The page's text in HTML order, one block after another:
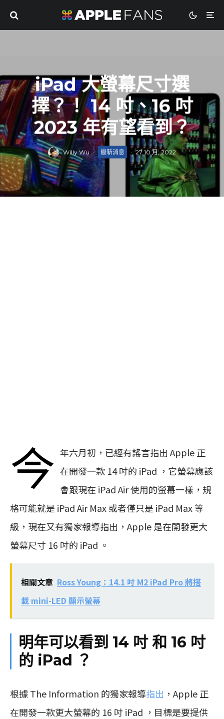
iPad 大螢幕尺寸選
擇？！ 14 吋、16 吋
2023 年有望看到？
Willy Wu · 最新消息 · 27 10 月, 2022
今 年六月初，已經有謠言指出 Apple 正
在開發一款 14 吋的 iPad ，它螢幕應該
會跟現在 iPad Air 使用的螢幕一樣，規
格可能就是 iPad Air Max 或者僅只是 iPad Max 等
級，現在又有獨家報導指出，Apple 是在開發更大
螢幕尺寸 16 吋的 iPad 。
相關文章 Ross Young：14.1 吋 M2 iPad Pro 將搭
載 mini-LED 顯示螢幕
明年可以看到 14 吋 和 16 吋
的 iPad ？
根據 The Information 的獨家報導指出 ，Apple 正
在開發一款更大螢幕的 16 吋 iPad ，目標是要提供